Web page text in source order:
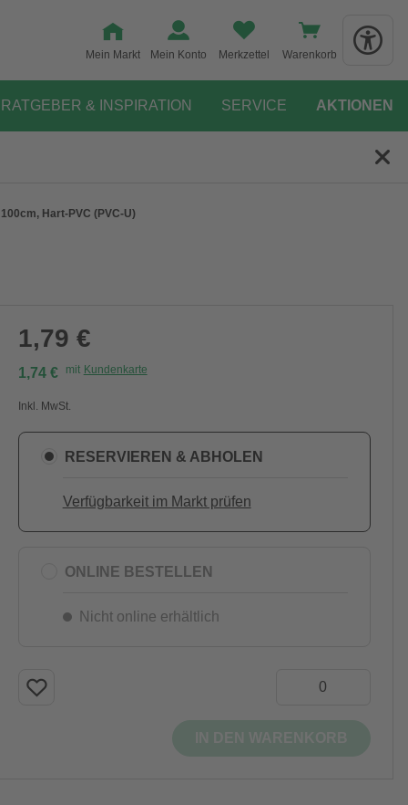
Mein Markt Mein Konto Merkzettel Warenkorb
RATGEBER & INSPIRATION SERVICE AKTIONEN
Hart-PVC (PVC-U)
1,79 €
1,74 € mit Kundenkarte
Inkl. MwSt.
RESERVIEREN & ABHOLEN
Verfügbarkeit im Markt prüfen
ONLINE BESTELLEN
Nicht online erhältlich